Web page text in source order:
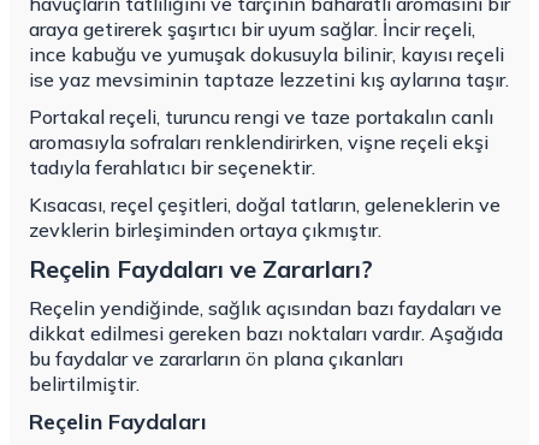
araya getirerek şaşırtıcı bir uyum sağlar. İncir reçeli,
ince kabuğu ve yumuşak dokusuyla bilinir, kayısı reçeli
ise yaz mevsiminin taptaze lezzetini kış aylarına taşır.
Portakal reçeli, turuncu rengi ve taze portakalın canlı
aromasıyla sofraları renklendirirken, vişne reçeli ekşi
tadıyla ferahlatıcı bir seçenektir.
Kısacası, reçel çeşitleri, doğal tatların, geleneklerin ve
zevklerin birleşiminden ortaya çıkmıştır.
Reçelin Faydaları ve Zararları?
Reçelin yendiğinde, sağlık açısından bazı faydaları ve
dikkat edilmesi gereken bazı noktaları vardır. Aşağıda
bu faydalar ve zararların ön plana çıkanları
belirtilmiştir.
Reçelin Faydaları